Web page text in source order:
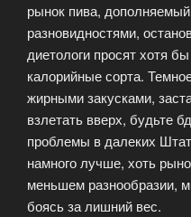
рынок пива,
разновидностями,
диетологи просят хотя
калорийные сорта.
жирными закусками,
взлетать вверх, будьте
проблемы в далеких
намного лучше, хоть
меньшем разнообразии,
боясь за лишний вес.